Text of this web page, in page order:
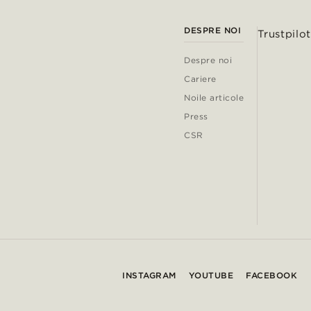
DESPRE NOI
Despre noi
Cariere
Noile articole
Press
CSR
Trustpilot
INSTAGRAM YOUTUBE FACEBOOK